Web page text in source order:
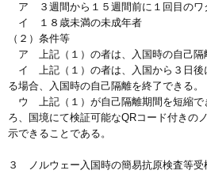
ア ３週間から１５週間前に１回目のワ
イ １８歳未満の未成年者
（２）条件等
ア 上記（１）の者は、入国時の自己隔
イ 上記（１）の者は、入国から３日後
る場合、入国時の自己隔離を終了できる。
ウ 上記（１）が自己隔離期間を短縮で
ろ、国境にて検証可能なQRコード付きの
示できることである。
３ ノルウェー入国時の簡易抗原検査等受